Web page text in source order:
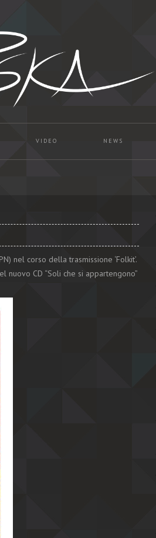
VIDEO NEWS
nel corso della trasmissione ‘Folkit’.
nuovo CD “Soli che si appartengono”